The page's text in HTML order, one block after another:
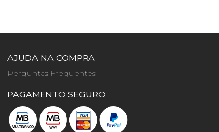
AJUDA NA COMPRA
Perguntas Frequentes
PAGAMENTO SEGURO